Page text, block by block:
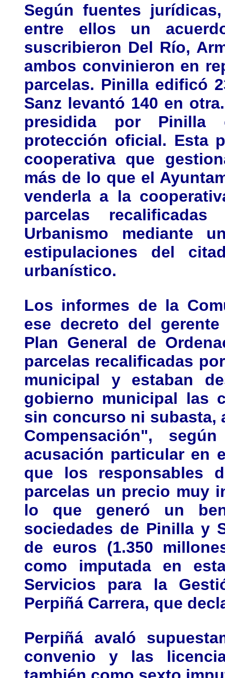
Según fuentes
entre ellos un
suscribieron Del Río,
ambos convinieron en
parcelas. Pinilla edificó
Sanz levantó 140 en
presidida por Pinilla
protección oficial. Esta
cooperativa que
más de lo que el
venderla a la
parcelas
Urbanismo mediante
estipulaciones del
urbanístico.
Los informes de la
ese decreto del
Plan General de
parcelas recalificadas
municipal y estaban
gobierno municipal las
sin concurso ni subasta,
Compensación",
acusación particular en
que los responsables
parcelas un precio muy
lo que generó un
sociedades de Pinilla y
de euros (1.350
como imputada en
Servicios para la
Perpiñá Carrera, que
Perpiñá avaló
convenio y las